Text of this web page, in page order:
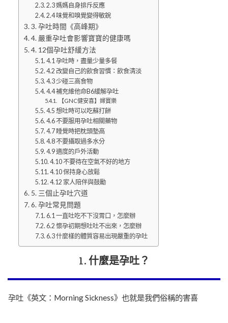
2.3 媽媽自身排斥反應
2.4 味覺和嗅覺變得敏銳
3. 孕吐時間《高峰期》
4. 嚴重孕吐會影響寶寶的健康嗎
4. 12個孕吐舒緩方法
4.1 孕吐時，盡量少量多餐
4.2 改變自己的飲食習慣：飲食清淡
4.3 少碰三高食物
4.4 補充維他命B6緩解孕吐
【GNC健安喜】婦寶樂
4.5 想吐時可以吃蘇打餅
4.6 不要服用孕吐相關藥物
4.7 睡覺時把枕頭墊高
4.8 不要攝取過多水分
4.9 適度的戶外活動
4.10 不要待在空氣不好的地方
4.10 保持身心放鬆
4.12 家人陪伴與鼓勵
5. 三個止孕吐穴道
6. 孕吐常見問題
6.1 一直吐吃不下沒胃口，怎麼辦
6.2 懷孕初期想吐吐不出來，怎麼辦
6.3 什麼樣的體質容易出現嚴重的孕吐
1. 什麼是孕吐？
孕吐《英文：Morning Sickness》也就是我們俗稱的害喜